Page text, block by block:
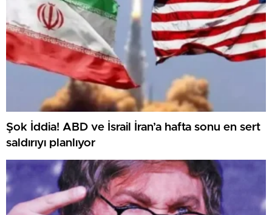
Şok İddia! ABD ve İsrail İran’a hafta sonu en sert
saldırıyı planlıyor